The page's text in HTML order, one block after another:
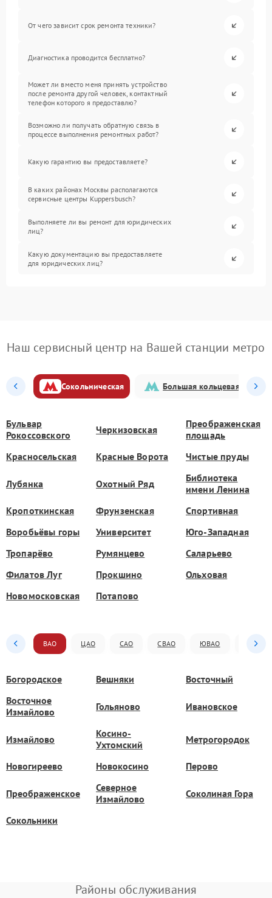
От чего зависит срок ремонта техники?
Диагностика проводится бесплатно?
Может ли вместо меня принять устройство
после ремонта другой человек, контактный
телефон которого я предоставлю?
Возможно ли получать обратную связь в
процессе выполнения ремонтных работ?
Какую гарантию вы предоставляете?
В каких районах Москвы располагаются
сервисные центры Kuppersbusch?
Выполняете ли вы ремонт для юридических
лиц?
Какую документацию вы предоставляете
для юридических лиц?
Наш сервисный центр на Вашей станции метро
Сокольническая Большая кольцевая
Бульвар
Рокоссовского
Черкизовская
Преображенская
площадь
Красносельская
Красные Ворота Чистые пруды
Лубянка Охотный Ряд
Библиотека
имени Ленина
Кропоткинская
Фрунзенская
Спортивная
Воробьёвы горы
Университет
Юго-Западная
Тропарёво
Румянцево
Саларьево
Филатов Луг
Прокшино
Ольховая
Новомосковская
Потапово
ВАО ЦАО САО СВАО ЮВАО ЮАО
Богородское Вешняки
Восточный
Восточное
Измайлово
Гольяново Ивановское
Измайлово
Косино-
Ухтомский
Метрогородок
Новогиреево Новокосино Перово
Преображенское
Северное
Измайлово
Соколиная Гора
Сокольники
Районы обслуживания